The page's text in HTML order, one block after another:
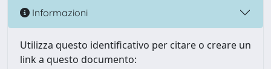
Informazioni
Utilizza questo identificativo per citare o creare un
link a questo documento: